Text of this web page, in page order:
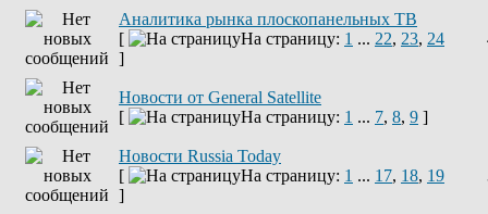
Аналитика рынка плоскопанельных ТВ
[
На страницу: 1 ... 22, 23, 24
]
Новости от General Satellite
[
На страницу: 1 ... 7, 8, 9 ]
Новости Russia Today
[
На страницу: 1 ... 17, 18, 19
]